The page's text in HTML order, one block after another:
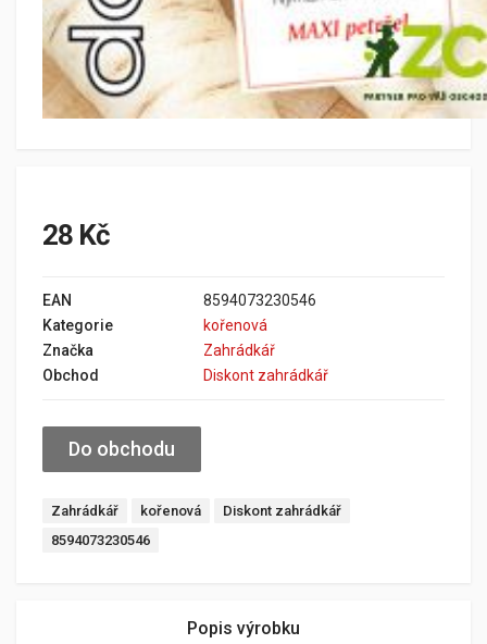
28 Kč
EAN
8594073230546
Kategorie
kořenová
Značka
Zahrádkář
Obchod
Diskont zahrádkář
Do obchodu
Zahrádkář kořenová
Diskont zahrádkář
8594073230546
Popis výrobku